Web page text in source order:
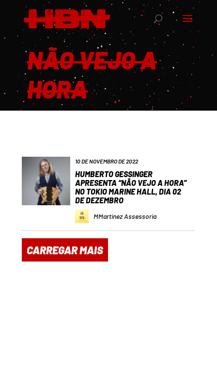
NÃO VEJO A
HORA
10 DE NOVEMBRO DE 2022
HUMBERTO GESSINGER
APRESENTA “NÃO VEJO A HORA”
NO TOKIO MARINE HALL, DIA 02
DE DEZEMBRO
MMartinez Assessoria
CARREGAR MAIS